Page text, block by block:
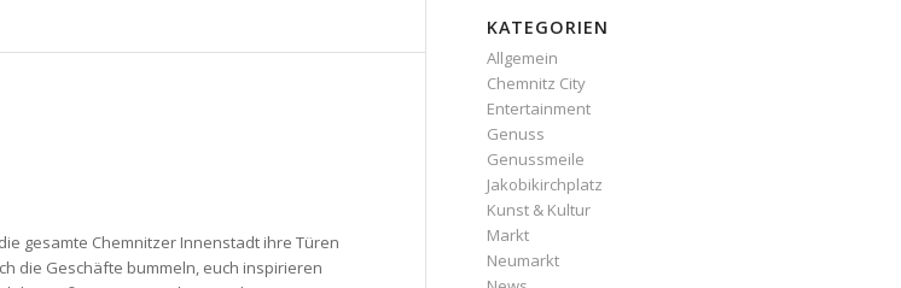
gesamte Chemnitzer Innenstadt ihre Türen
die Geschäfte bummeln, euch inspirieren
KATEGORIEN
Allgemein
Chemnitz City
Entertainment
Genuss
Genussmeile
Jakobikirchplatz
Kunst & Kultur
Markt
Neumarkt